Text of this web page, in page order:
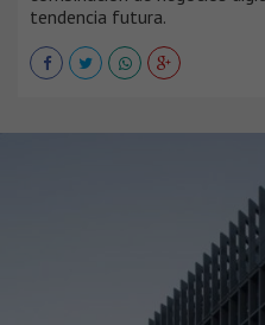
tendencia futura.